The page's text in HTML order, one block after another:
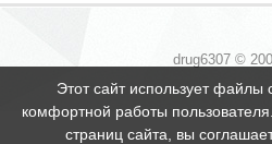
drug6307 ©
Этот сайт использует файлы
комфортной работы
страниц сайта, вы